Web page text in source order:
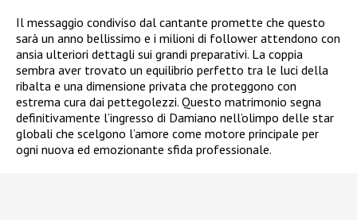
Il messaggio condiviso dal cantante promette che questo
sarà un anno bellissimo e i milioni di follower attendono con
ansia ulteriori dettagli sui grandi preparativi. La coppia
sembra aver trovato un equilibrio perfetto tra le luci della
ribalta e una dimensione privata che proteggono con
estrema cura dai pettegolezzi. Questo matrimonio segna
definitivamente l’ingresso di Damiano nell’olimpo delle star
globali che scelgono l’amore come motore principale per
ogni nuova ed emozionante sfida professionale.